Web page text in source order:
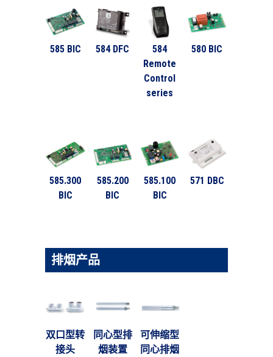
585 BIC 584 DFC
584
Remote
Control
series
580 BIC
585.300
BIC
585.200
BIC
585.100
BIC
571 DBC
排烟产品
双口型转
接头
同心型排
烟装置
可伸缩型
同心排烟